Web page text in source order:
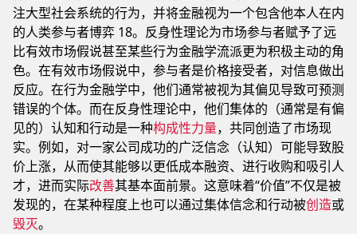
注大型社会系统的行为，并将金融视为一个包含他本人在内
的人类参与者博弈 18。反身性理论为市场参与者赋予了远
比有效市场假说甚至某些行为金融学流派更为积极主动的角
色。在有效市场假说中，参与者是价格接受者，对信息做出
反应。在行为金融学中，他们通常被视为其偏见导致可预测
错误的个体。而在反身性理论中，他们集体的（通常是有偏
见的）认知和行动是一种构成性力量，共同创造了市场现
实。例如，对一家公司成功的广泛信念（认知）可能导致股
价上涨，从而使其能够以更低成本融资、进行收购和吸引人
才，进而实际改善其基本面前景。这意味着“价值”不仅是被
发现的，在某种程度上也可以通过集体信念和行动被创造或
毁灭。